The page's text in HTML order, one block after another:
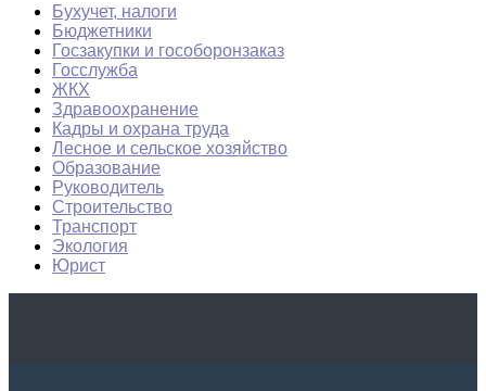
Бухучет, налоги
Бюджетники
Госзакупки и гособоронзаказ
Госслужба
ЖКХ
Здравоохранение
Кадры и охрана труда
Лесное и сельское хозяйство
Образование
Руководитель
Строительство
Транспорт
Экология
Юрист